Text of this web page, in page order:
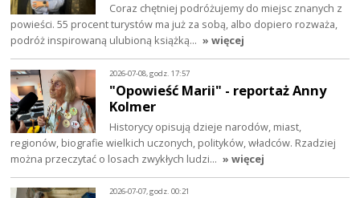
Coraz chętniej podróżujemy do miejsc znanych z
powieści. 55 procent turystów ma już za sobą, albo dopiero rozważa,
podróż inspirowaną ulubioną książką… » więcej
2026-07-08, godz. 17:57
"Opowieść Marii" - reportaż Anny
Kolmer
Historycy opisują dzieje narodów, miast,
regionów, biografie wielkich uczonych, polityków, władców. Rzadziej
można przeczytać o losach zwykłych ludzi… » więcej
2026-07-07, godz. 00:21